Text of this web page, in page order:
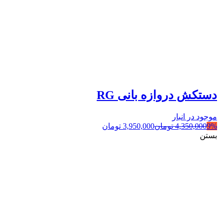
دستکش دروازه بانی RG
موجود در انبار
9%
4,350,000 تومان3,950,000 تومان
بستن